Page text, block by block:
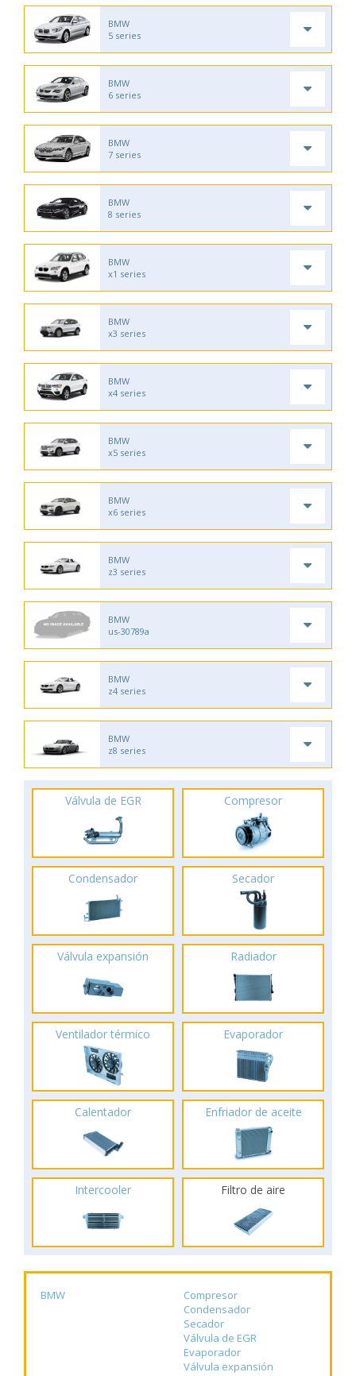
BMW
5 series
BMW
6 series
BMW
7 series
BMW
8 series
BMW
x1 series
BMW
x3 series
BMW
x4 series
BMW
x5 series
BMW
x6 series
BMW
z3 series
BMW
us-30789a
BMW
z4 series
BMW
z8 series
Válvula de EGR Compresor
Condensador Secador
Válvula expansión Radiador
Ventilador térmico Evaporador
Calentador Enfriador de aceite
Intercooler Filtro de aire
BMW
Compresor
Condensador
Secador
Válvula de EGR
Evaporador
Válvula expansión